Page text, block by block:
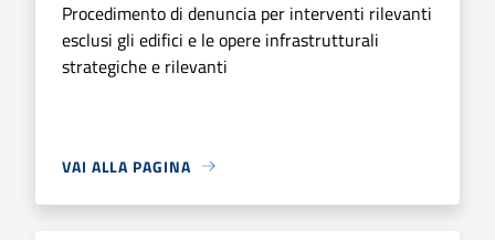
Procedimento di denuncia per interventi rilevanti
esclusi gli edifici e le opere infrastrutturali
strategiche e rilevanti
VAI ALLA PAGINA